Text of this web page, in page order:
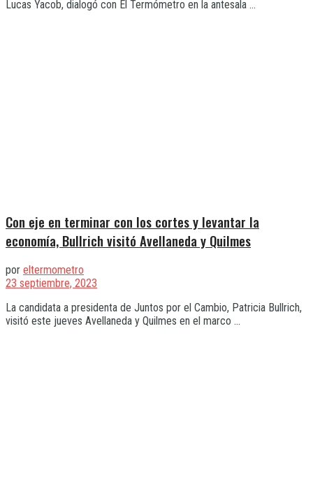
Lucas Yacob, dialogó con El Termómetro en la antesala ...
Con eje en terminar con los cortes y levantar la
economía, Bullrich visitó Avellaneda y Quilmes
por eltermometro
23 septiembre, 2023
La candidata a presidenta de Juntos por el Cambio, Patricia Bullrich,
visitó este jueves Avellaneda y Quilmes en el marco ...